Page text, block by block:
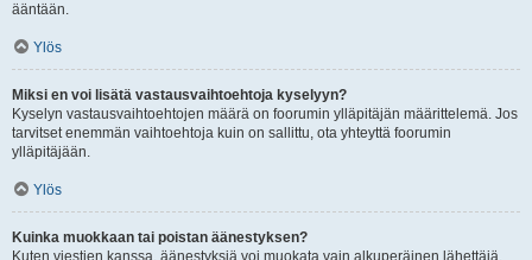
ääntään.
Ylös
Miksi en voi lisätä vastausvaihtoehtoja kyselyyn?
Kyselyn vastausvaihtoehtojen määrä on foorumin ylläpitäjän määrittelemä. Jos
tarvitset enemmän vaihtoehtoja kuin on sallittu, ota yhteyttä foorumin
ylläpitäjään.
Ylös
Kuinka muokkaan tai poistan äänestyksen?
Kuten viestien kanssa, äänestyksiä voi muokata vain alkuperäinen lähettäjä,